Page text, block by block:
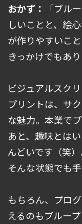
おかず：
「ブル
しいことと、絵
が作りやすいこ
きっかけでもあり
ビジュアルスク
プリントは、サ
な魅力。本業で
あと、趣味とは
んどいです（笑
そんな状態でも
もちろん、プロ
えるのもブルー